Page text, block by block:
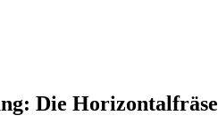
Die Horizontalfräse